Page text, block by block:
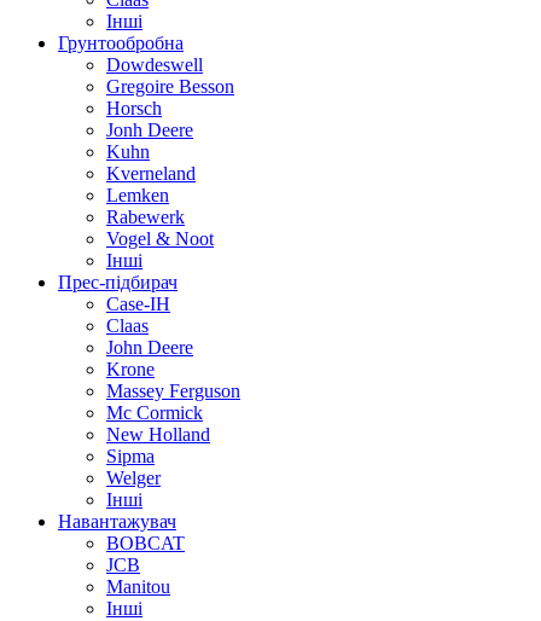
Інші
Грунтообробна
Dowdeswell
Gregoire Besson
Horsch
Jonh Deere
Kuhn
Kverneland
Lemken
Rabewerk
Vogel & Noot
Інші
Прес-підбирач
Case-IH
Claas
John Deere
Krone
Massey Ferguson
Mc Cormick
New Holland
Sipma
Welger
Інші
Навантажувач
BOBCAT
JCB
Manitou
Інші